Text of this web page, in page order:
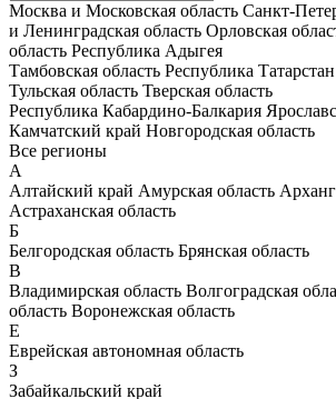
Москва и Московская область Санкт-
и Ленинградская область Орловская
область Республика Адыгея
Тамбовская область Республика Татарстан
Тульская область Тверская область
Республика Кабардино-Балкария
Камчатский край Новгородская область
Все регионы
А
Алтайский край Амурская область
Астраханская область
Б
Белгородская область Брянская область
В
Владимирская область Волгоградская
область Воронежская область
Е
Еврейская автономная область
З
Забайкальский край